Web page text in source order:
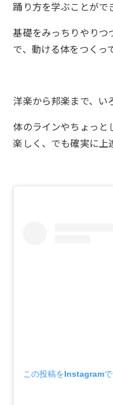
踊り方を学ぶことがで
基礎をみっちりやりつ
で、動ける体をつくっ
洋楽から邦楽まで、い
体のラインやちょっと
楽しく、でも確実に上
この投稿をInstagramで